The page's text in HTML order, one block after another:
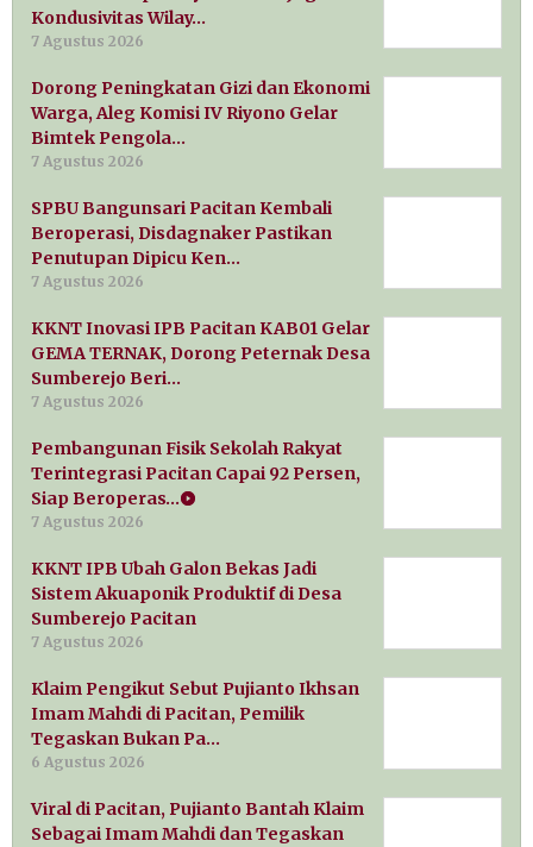
Kondusivitas Wilay…
7 Agustus 2026
Dorong Peningkatan Gizi dan Ekonomi
Warga, Aleg Komisi IV Riyono Gelar
Bimtek Pengola…
7 Agustus 2026
SPBU Bangunsari Pacitan Kembali
Beroperasi, Disdagnaker Pastikan
Penutupan Dipicu Ken…
7 Agustus 2026
KKNT Inovasi IPB Pacitan KAB01 Gelar
GEMA TERNAK, Dorong Peternak Desa
Sumberejo Beri…
7 Agustus 2026
Pembangunan Fisik Sekolah Rakyat
Terintegrasi Pacitan Capai 92 Persen,
Siap Beroperas…
7 Agustus 2026
KKNT IPB Ubah Galon Bekas Jadi
Sistem Akuaponik Produktif di Desa
Sumberejo Pacitan
7 Agustus 2026
Klaim Pengikut Sebut Pujianto Ikhsan
Imam Mahdi di Pacitan, Pemilik
Tegaskan Bukan Pa…
6 Agustus 2026
Viral di Pacitan, Pujianto Bantah Klaim
Sebagai Imam Mahdi dan Tegaskan